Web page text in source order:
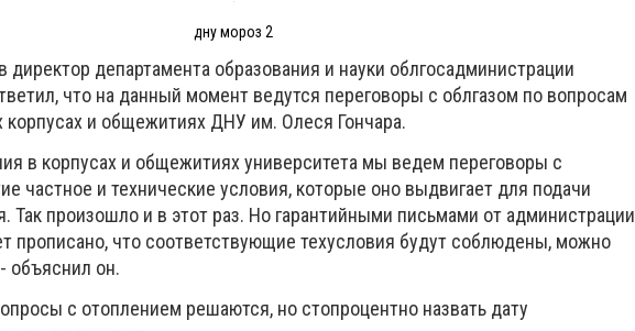
дну мороз 2
департамента образования и науки облгосадминистрации
что на данный момент ведутся переговоры с облгазом по вопросам
корпусах и общежитиях ДНУ им. Олеся Гончара.
в корпусах и общежитиях университета мы ведем переговоры с
частное и технические условия, которые оно выдвигает для подачи
Так произошло и в этот раз. Но гарантийными письмами от администрации
прописано, что соответствующие техусловия будут соблюдены, можно
объяснил он.
с отоплением решаются, но стопроцентно назвать дату